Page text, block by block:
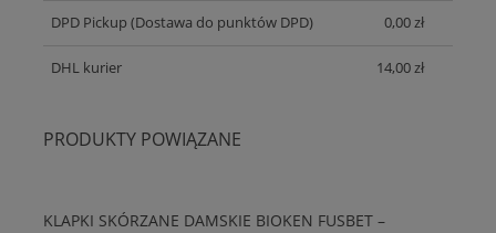
DPD Pickup (Dostawa do punktów DPD) 0,00 zł
DHL kurier 14,00 zł
PRODUKTY POWIĄZANE
KLAPKI SKÓRZANE DAMSKIE BIOKEN FUSBET –